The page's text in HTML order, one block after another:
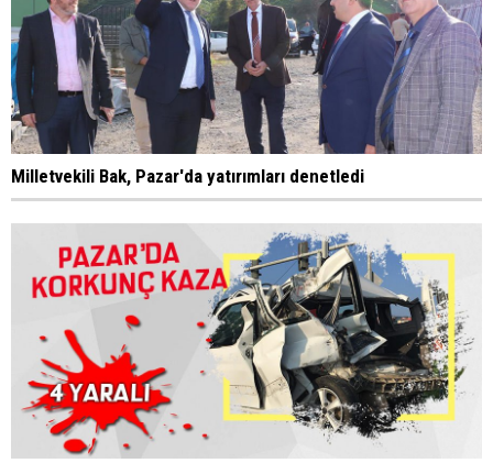
Milletvekili Bak, Pazar'da yatırımları denetledi